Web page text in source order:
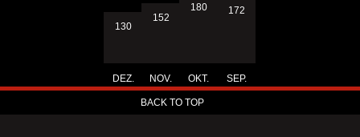
130
DEZ.
152
NOV.
180
OKT.
172
SEP.
BACK TO TOP